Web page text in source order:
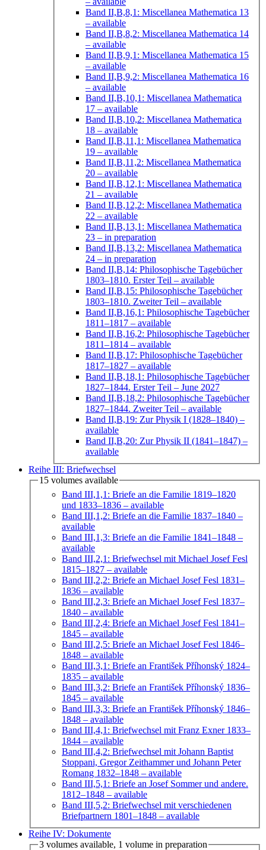
Band II,B,8,1: Miscellanea Mathematica 13
– available
Band II,B,8,2: Miscellanea Mathematica 14
– available
Band II,B,9,1: Miscellanea Mathematica 15
– available
Band II,B,9,2: Miscellanea Mathematica 16
– available
Band II,B,10,1: Miscellanea Mathematica
17 – available
Band II,B,10,2: Miscellanea Mathematica
18 – available
Band II,B,11,1: Miscellanea Mathematica
19 – available
Band II,B,11,2: Miscellanea Mathematica
20 – available
Band II,B,12,1: Miscellanea Mathematica
21 – available
Band II,B,12,2: Miscellanea Mathematica
22 – available
Band II,B,13,1: Miscellanea Mathematica
23 – in preparation
Band II,B,13,2: Miscellanea Mathematica
24 – in preparation
Band II,B,14: Philosophische Tagebücher
1803–1810. Erster Teil – available
Band II,B,15: Philosophische Tagebücher
1803–1810. Zweiter Teil – available
Band II,B,16,1: Philosophische Tagebücher
1811–1817 – available
Band II,B,16,2: Philosophische Tagebücher
1811–1814 – available
Band II,B,17: Philosophische Tagebücher
1817–1827 – available
Band II,B,18,1: Philosophische Tagebücher
1827–1844. Erster Teil – June 2027
Band II,B,18,2: Philosophische Tagebücher
1827–1844. Zweiter Teil – available
Band II,B,19: Zur Physik I (1828–1840) –
available
Band II,B,20: Zur Physik II (1841–1847) –
available
Reihe III: Briefwechsel
15 volumes available
Band III,1,1: Briefe an die Familie 1819–1820
und 1833–1836 – available
Band III,1,2: Briefe an die Familie 1837–1840 –
available
Band III,1,3: Briefe an die Familie 1841–1848 –
available
Band III,2,1: Briefwechsel mit Michael Josef Fesl
1815–1827 – available
Band III,2,2: Briefe an Michael Josef Fesl 1831–
1836 – available
Band III,2,3: Briefe an Michael Josef Fesl 1837–
1840 – available
Band III,2,4: Briefe an Michael Josef Fesl 1841–
1845 – available
Band III,2,5: Briefe an Michael Josef Fesl 1846–
1848 – available
Band III,3,1: Briefe an František Příhonský 1824–
1835 – available
Band III,3,2: Briefe an František Příhonský 1836–
1845 – available
Band III,3,3: Briefe an František Příhonský 1846–
1848 – available
Band III,4,1: Briefwechsel mit Franz Exner 1833–
1844 – available
Band III,4,2: Briefwechsel mit Johann Baptist
Stoppani, Gregor Zeithammer und Johann Peter
Romang 1832–1848 – available
Band III,5,1: Briefe an Josef Sommer und andere.
1812–1848 – available
Band III,5,2: Briefwechsel mit verschiedenen
Briefpartnern 1801–1848 – available
Reihe IV: Dokumente
3 volumes available, 1 volume in preparation